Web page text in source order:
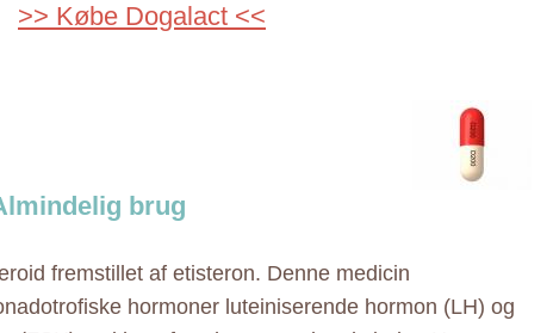
>> Købe Dogalact <<
brug
fremstillet af etisteron. Denne medicin
hormoner luteiniserende hormon (LH) og